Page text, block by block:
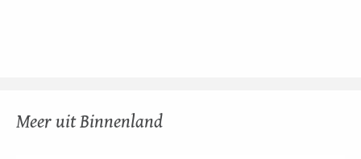
Meer uit Binnenland